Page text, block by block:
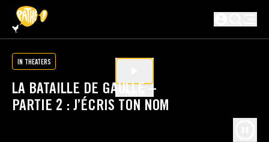
SKIP TO MAIN CONTENT
IN THEATERS
LA BATAILLE DE GAULLE –
PARTIE 2 : J’ÉCRIS TON NOM